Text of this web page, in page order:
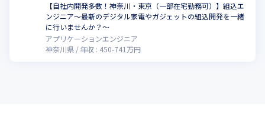
【自社内開発多数！神奈川・東京（一部在宅勤務可）】組込エ
ンジニア～最新のデジタル家電やガジェットの組込開発を一緒
に行いませんか？～
アプリケーションエンジニア
神奈川県
年収 : 450-741 万円